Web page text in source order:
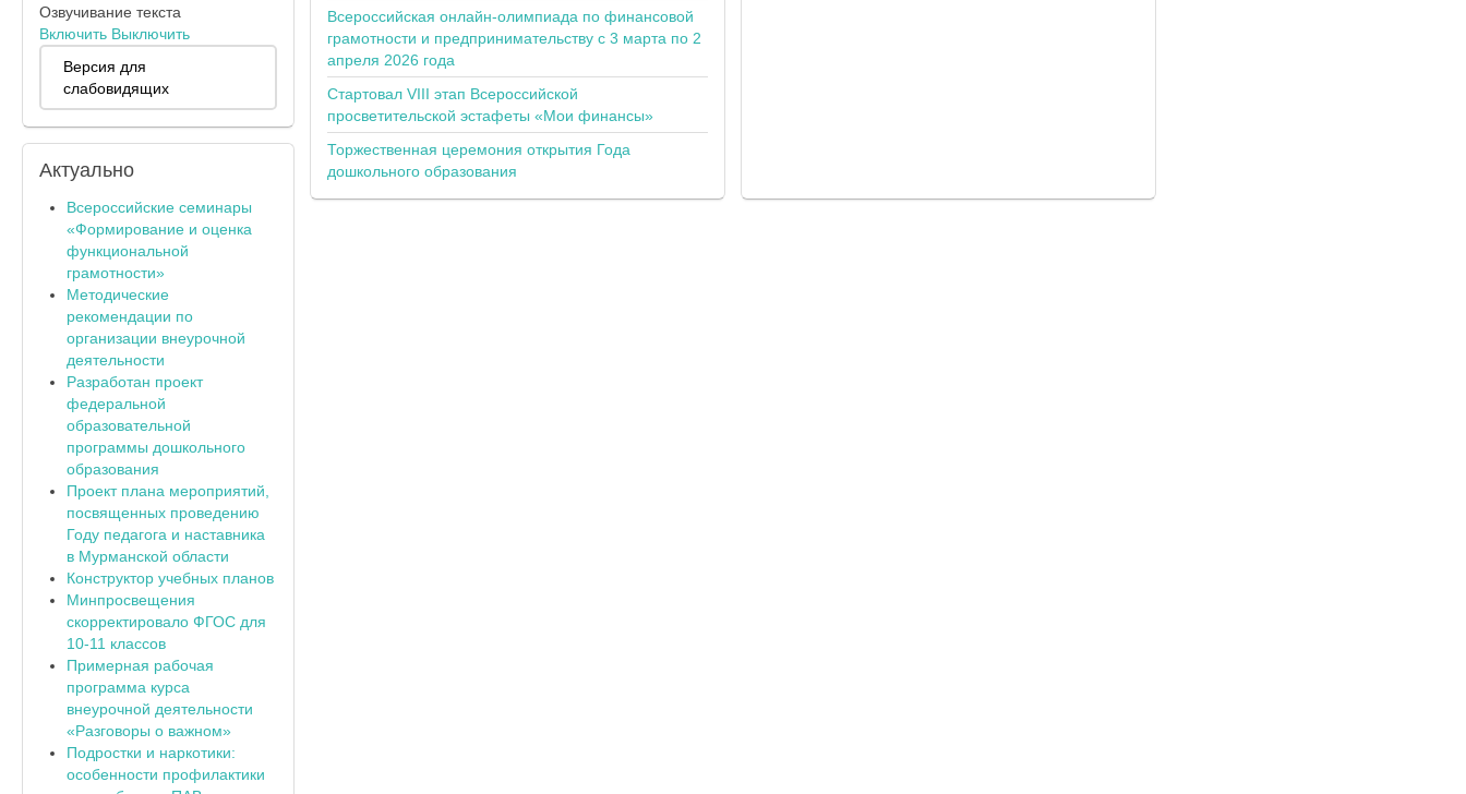
Всероссийская онлайн-олимпиада по финансовой
грамотности и предпринимательству с 3 марта по 2
апреля 2026 года
Стартовал VIII этап Всероссийской
просветительской эстафеты «Мои финансы»
Торжественная церемония открытия Года
дошкольного образования
Озвучивание текста
Включить Выключить
Версия для
слабовидящих
Актуально
Всероссийские семинары
«Формирование и оценка
функциональной
грамотности»
Методические
рекомендации по
организации внеурочной
деятельности
Разработан проект
федеральной
образовательной
программы дошкольного
образования
Проект плана мероприятий,
посвященных проведению
Году педагога и наставника
в Мурманской области
Конструктор учебных планов
Минпросвещения
скорректировало ФГОС для
10-11 классов
Примерная рабочая
программа курса
внеурочной деятельности
«Разговоры о важном»
Подростки и наркотики:
особенности профилактики